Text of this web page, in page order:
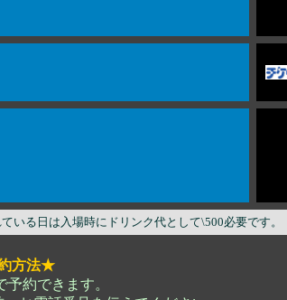
る日は入場時にドリンク代として\500必要です。
方法★
約できます。